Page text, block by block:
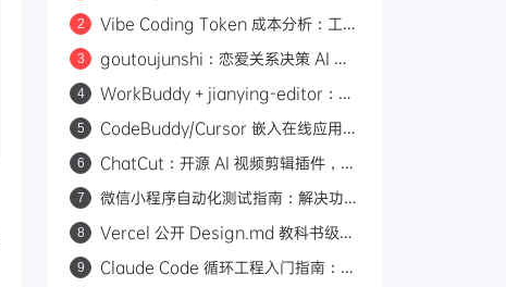
大模型
2
Vibe Coding Token 成本分析：工具
3
goutoujunshi：恋爱关系决策 AI 助
4
WorkBuddy + jianying-editor：5
5
CodeBuddy/Cursor 嵌入在线应用：
6
ChatCut：开源 AI 视频剪辑插件，用
7
微信小程序自动化测试指南：解决功能
8
Vercel 公开 Design.md 教科书级范
用规范详解
9
Claude Code 循环工程入门指南：基